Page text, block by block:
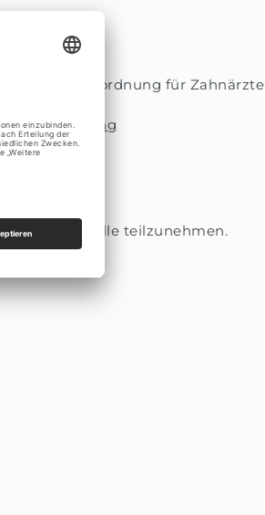
Gebührenordnung für Zahnärzte
teilzunehmen.